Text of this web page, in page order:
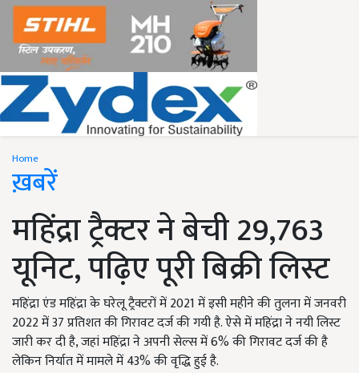
Home
ख़बरें
महिंद्रा ट्रैक्टर ने बेची 29,763
यूनिट, पढ़िए पूरी बिक्री लिस्ट
महिंद्रा एंड महिंद्रा के घरेलू ट्रैक्टरों में 2021 में इसी महीने की तुलना में जनवरी
2022 में 37 प्रतिशत की गिरावट दर्ज की गयी है. ऐसे में महिंद्रा ने नयी लिस्ट
जारी कर दी है, जहां महिंद्रा ने अपनी सेल्स में 6% की गिरावट दर्ज की है
लेकिन निर्यात में मामले में 43% की वृद्धि हुई है.